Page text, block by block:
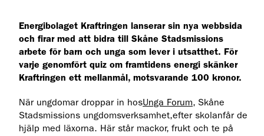
Energibolaget Kraftringen lanserar sin nya webbsida
och firar med att bidra till Skåne Stadsmissions
arbete för barn och unga som lever i utsatthet. För
varje genomfört quiz om framtidens energi skänker
Kraftringen ett mellanmål, motsvarande 100 kronor.
När ungdomar droppar in hosUnga Forum, Skåne
Stadsmissions ungdomsverksamhet,efter skolanfår de
hjälp med läxorna. Här står mackor, frukt och te på